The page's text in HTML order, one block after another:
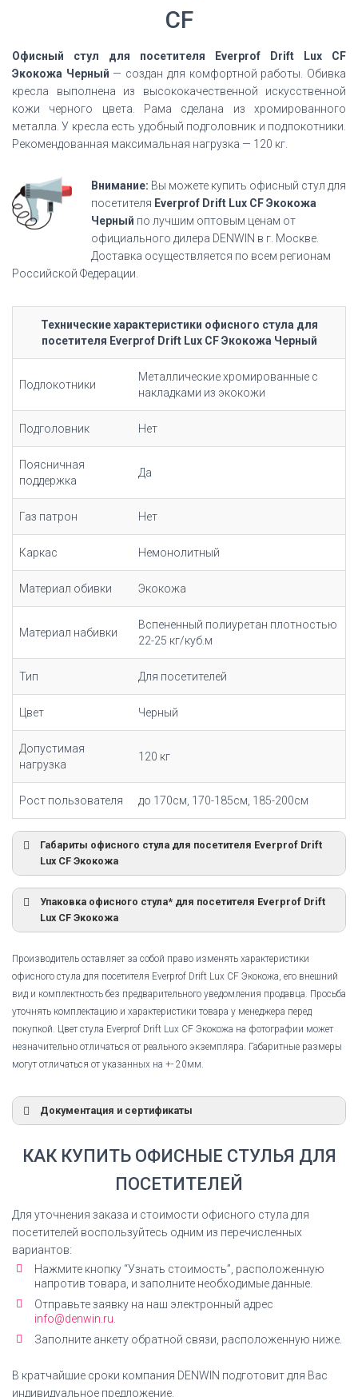
CF
Офисный стул для посетителя Everprof Drift Lux CF
Экокожа Черный — создан для комфортной работы. Обивка
кресла выполнена из высококачественной искусственной
кожи черного цвета. Рама сделана из хромированного
металла. У кресла есть удобный подголовник и подлокотники.
Рекомендованная максимальная нагрузка — 120 кг.
Внимание: Вы можете купить офисный стул для
посетителя Everprof Drift Lux CF Экокожа
Черный по лучшим оптовым ценам от
официального дилера DENWIN в г. Москве.
Доставка осуществляется по всем регионам
Российской Федерации.
Технические характеристики офисного стула для
посетителя Everprof Drift Lux CF Экокожа Черный
Подлокотники
Металлические хромированные с
накладками из экокожи
Подголовник Нет
Поясничная
поддержка
Да
Газ патрон Нет
Каркас Немонолитный
Материал обивки Экокожа
Материал набивки
Вспененный полиуретан плотностью
22-25 кг/куб.м
Тип Для посетителей
Цвет Черный
Допустимая
нагрузка
120 кг
Рост пользователя до 170см, 170-185см, 185-200см
Габариты офисного стула для посетителя Everprof Drift
Lux CF Экокожа
Упаковка офисного стула* для посетителя Everprof Drift
Lux CF Экокожа
Производитель оставляет за собой право изменять характеристики
офисного стула для посетителя Everprof Drift Lux CF Экокожа, его внешний
вид и комплектность без предварительного уведомления продавца. Просьба
уточнять комплектацию и характеристики товара у менеджера перед
покупкой. Цвет стула Everprof Drift Lux CF Экокожа на фотографии может
незначительно отличаться от реального экземпляра. Габаритные размеры
могут отличаться от указанных на +- 20мм.
Документация и сертификаты
Сертификат соответствия Everprof Drift Lux CF
Экокожа
СКАЧАТЬ СЕРТИФИКАТ
Кресло офисное Everprof Drift Lux CF Экокожа
инструкция по сборке
СКАЧАТЬ ИНСТРУКЦИЮ
КАК КУПИТЬ ОФИСНЫЕ СТУЛЬЯ ДЛЯ
ПОСЕТИТЕЛЕЙ
Для уточнения заказа и стоимости офисного стула для
посетителей воспользуйтесь одним из перечисленных
вариантов:
Нажмите кнопку “Узнать стоимость”, расположенную
напротив товара, и заполните необходимые данные.
Отправьте заявку на наш электронный адрес
info@denwin.ru.
Заполните анкету обратной связи, расположенную ниже.
В кратчайшие сроки компания DENWIN подготовит для Вас
индивидуальное предложение.